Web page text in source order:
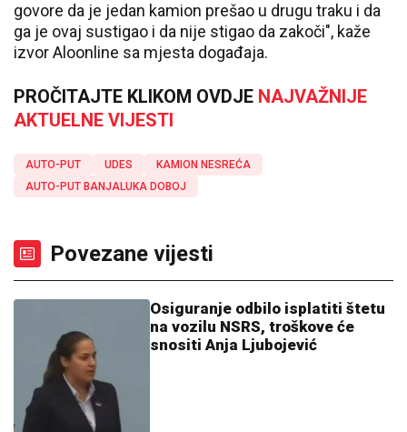
govore da je jedan kamion prešao u drugu traku i da
ga je ovaj sustigao i da nije stigao da zakoči", kaže
izvor Aloonline sa mjesta događaja.
PROČITAJTE KLIKOM OVDJE NAJVAŽNIJE
AKTUELNE VIJESTI
AUTO-PUT UDES
KAMION NESREĆA
AUTO-PUT BANJALUKA DOBOJ
Povezane vijesti
Osiguranje odbilo isplatiti štetu
na vozilu NSRS, troškove će
snositi Anja Ljubojević